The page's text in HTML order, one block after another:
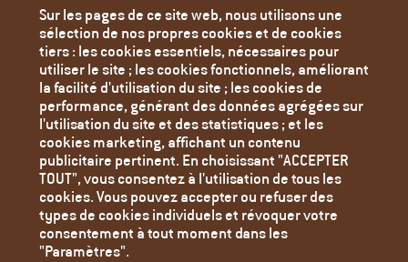
Toutes les actualités
Contact
Mentions Légales
Politique de confidentialité
Paramètres des cookies
Sur les pages de ce site web, nous utilisons une
sélection de nos propres cookies et de cookies
tiers : les cookies essentiels, nécessaires pour
utiliser le site ; les cookies fonctionnels, améliorant
la facilité d'utilisation du site ; les cookies de
performance, générant des données agrégées sur
l'utilisation du site et des statistiques ; et les
cookies marketing, affichant un contenu
publicitaire pertinent. En choisissant "ACCEPTER
TOUT", vous consentez à l'utilisation de tous les
cookies. Vous pouvez accepter ou refuser des
types de cookies individuels et révoquer votre
consentement à tout moment dans les
"Paramètres".